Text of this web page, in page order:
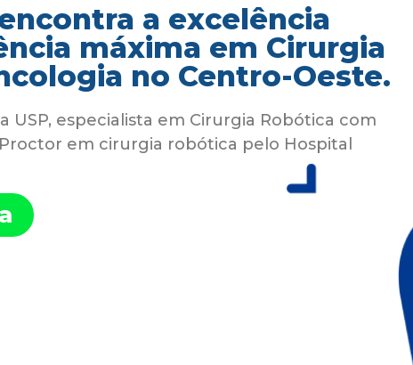
a excelência
máxima em Cirurgia
no Centro-Oeste.
USP, especialista em Cirurgia Robótica com
em cirurgia robótica pelo Hospital